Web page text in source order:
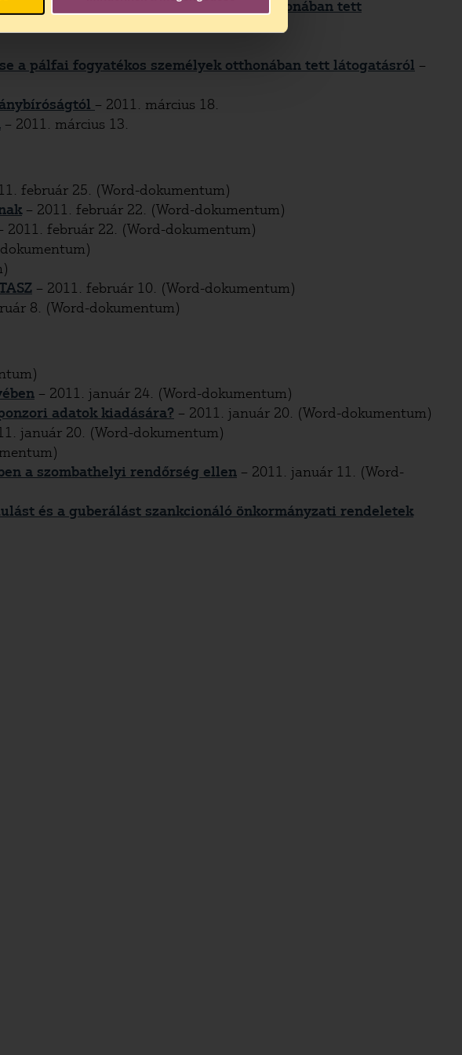
a szekszárdi fogyatékos személyek otthonában tett
a pálfai fogyatékos személyek otthonában tett látogatásról –
– 2011. március 18.
– 2011. március 13.
február 25. (Word-dokumentum)
– 2011. február 22. (Word-dokumentum)
2011. február 22. (Word-dokumentum)
– 2011. február 10. (Word-dokumentum)
8. (Word-dokumentum)
– 2011. január 24. (Word-dokumentum)
adatok kiadására? – 2011. január 20. (Word-dokumentum)
január 20. (Word-dokumentum)
a szombathelyi rendőrség ellen – 2011. január 11. (Word-
és a guberálást szankcionáló önkormányzati rendeletek